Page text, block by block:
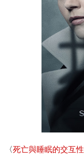
〈死亡與睡眠的交互性